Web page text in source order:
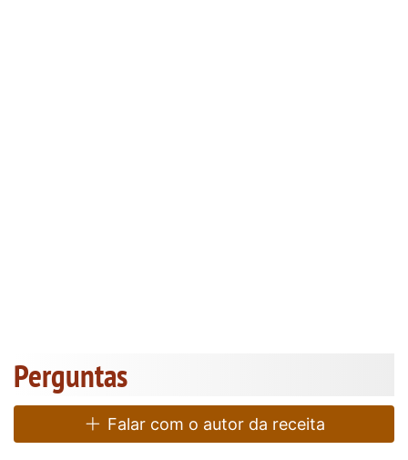
Perguntas
Falar com o autor da receita